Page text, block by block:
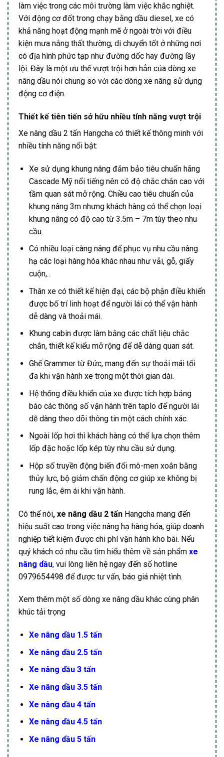
làm việc trong các môi trường làm việc khắc nghiệt.
Với động cơ đốt trong chạy bằng dầu diesel, xe có
khả năng hoạt động mạnh mẽ ở ngoài trời với điều
kiện mưa nắng thất thường, di chuyển tốt ở những nơi
có địa hình phức tạp như đường dốc hay đường lầy
lội. Đây là một ưu thế vượt trội hơn hẳn của dòng xe
nâng dầu nói chung so với các dòng xe nâng sử dụng
động cơ điện.
Thiết kế tiên tiến sở hữu nhiều tính năng vượt trội
Xe nâng dầu 2 tấn Hangcha có thiết kế thông minh với
nhiều tính năng nổi bật:
Xe sử dụng khung nâng đảm bảo tiêu chuẩn hãng
Cascade Mỹ nổi tiếng nên có độ chắc chắn cao với
tầm quan sát mở rộng. Chiều cao tiêu chuẩn của
khung nâng 3m nhưng khách hàng có thể chọn loại
khung nâng có độ cao từ 3.5m – 7m tùy theo nhu
cầu.
Có nhiều loại càng nâng để phục vụ nhu cầu nâng
hạ các loại hàng hóa khác nhau như vải, gỗ, giấy
cuộn,..
Thân xe có thiết kế hiện đại, các bộ phận điều khiển
được bố trí linh hoạt để người lái có thể vận hành
dễ dàng và thoải mái.
Khung cabin được làm bằng các chất liệu chắc
chắn, thiết kế kiểu mở rộng để dễ dàng quan sát.
Ghế Grammer từ Đức, mang đến sự thoải mái tối
đa khi vận hành xe trong một thời gian dài.
Hệ thống điều khiển của xe được tích hợp bảng
báo các thông số vận hành trên taplo để người lái
dễ dàng theo dõi thông tin một cách chính xác.
Ngoài lốp hơi thì khách hàng có thể lựa chọn thêm
lốp đặc hoặc lốp kép tùy nhu cầu sử dụng.
Hộp số truyền động biến đổi mô-men xoắn bằng
thủy lực, bộ giảm chấn động cơ giúp xe không bị
rung lắc, êm ái khi vận hành.
Có thể nói, xe nâng dầu 2 tấn Hangcha mang đến
hiệu suất cao trong việc nâng hạ hàng hóa, giúp doanh
nghiệp tiết kiệm được chi phí vận hành kho bãi. Nếu
quý khách có nhu cầu tìm hiểu thêm về sản phẩm xe
nâng dầu, vui lòng liên hệ ngay đến số hotline
0979654498 để được tư vấn, báo giá nhiệt tình.
Xem thêm một số dòng xe nâng dầu khác cùng phân
khúc tải trọng
Xe nâng dầu 1.5 tấn
Xe nâng dầu 2.5 tấn
Xe nâng dầu 3 tấn
Xe nâng dầu 3.5 tấn
Xe nâng dầu 4 tấn
Xe nâng dầu 4.5 tấn
Xe nâng dầu 5 tấn